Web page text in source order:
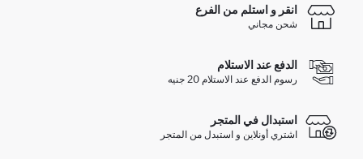
انقر و استلم من الفرع
شحن مجاني
الدفع عند الاستلام
رسوم الدفع عند الاستلام 20 جنيه
استبدال في المتجر
اشتري أونلاين و استبدل من المتجر